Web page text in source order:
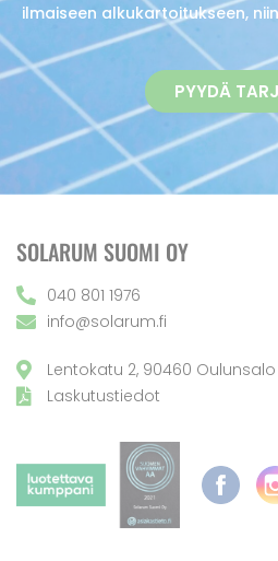
ilmaiseen alkukartoitukseen,
PYYDÄ
SOLARUM SUOMI OY
040 801 1976
info@solarum.fi
Lentokatu 2, 90460 Oulunsalo
Laskutustiedot